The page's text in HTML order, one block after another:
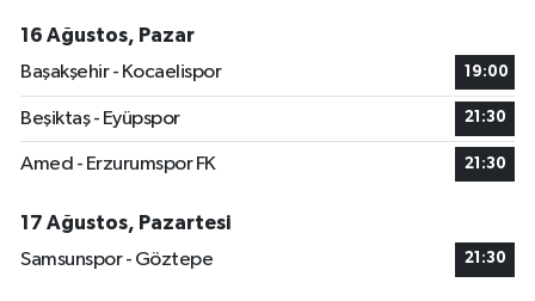
16 Ağustos, Pazar
Başakşehir - Kocaelispor
19:00
Beşiktaş - Eyüpspor 21:30
Amed - Erzurumspor FK 21:30
17 Ağustos, Pazartesi
Samsunspor - Göztepe
21:30